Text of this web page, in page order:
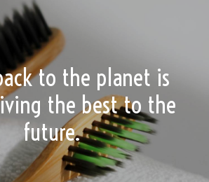
to the planet is
the best to the
future.